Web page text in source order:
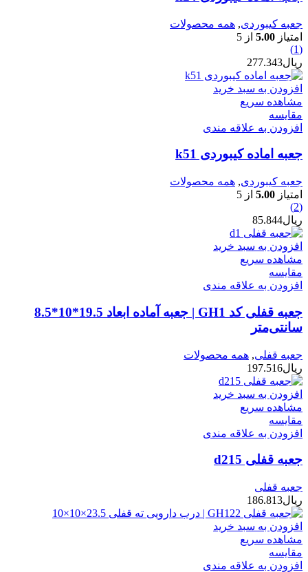
جعبه کیبوردی, همه محصولات
امتیاز 5.00 از 5
(1)
ریال277.343
افزودن به سبد خرید
مشاهده سریع
مقایسه
افزودن به علاقه مندی
جعبه اماده کیبوردی k51
جعبه کیبوردی, همه محصولات
امتیاز 5.00 از 5
(2)
ریال85.844
افزودن به سبد خرید
مشاهده سریع
مقایسه
افزودن به علاقه مندی
جعبه قفلی کد GH1 | جعبه آماده ابعاد 19.5*10*8.5
سانتی‌متر
جعبه قفلی, همه محصولات
ریال197.516
افزودن به سبد خرید
مشاهده سریع
مقایسه
افزودن به علاقه مندی
جعبه قفلی d215
جعبه قفلی
ریال186.813
افزودن به سبد خرید
مشاهده سریع
مقایسه
افزودن به علاقه مندی